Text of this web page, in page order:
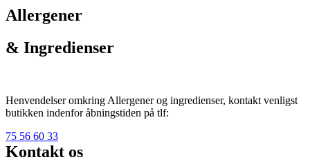
Allergener
& Ingredienser
Henvendelser omkring Allergener og ingredienser, kontakt venligst
butikken indenfor åbningstiden på tlf:
75 56 60 33
Kontakt os